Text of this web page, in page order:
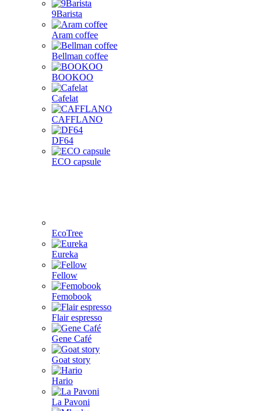
9Barista
Aram coffee
Bellman coffee
BOOKOO
Cafelat
CAFFLANO
DF64
ECO capsule
EcoTree
Eureka
Fellow
Femobook
Flair espresso
Gene Café
Goat story
Hario
La Pavoni